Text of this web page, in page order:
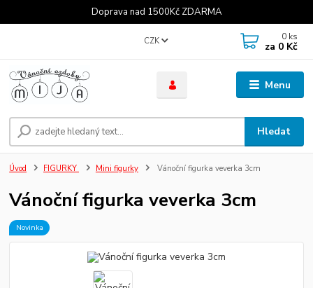
Doprava nad 1500Kč ZDARMA
Menu
CZK
Hledat
0 ks
za 0 Kč
Úvod FIGURKY Mini figurky Vánoční figurka veverka 3cm
Vánoční figurka veverka 3cm
Novinka